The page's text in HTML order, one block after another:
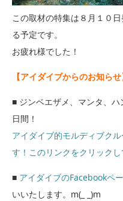
この取材の特集は８月１０
る予定です。
お疲れ様でした！
【アイダイブからのお知らせ
■ ジンベエザメ、マンタ、
日間！
アイダイブ的モルディブク
す！このリンクをクリックし
■ アイダイブのFacebookペ
いいたします。m(_ _)m